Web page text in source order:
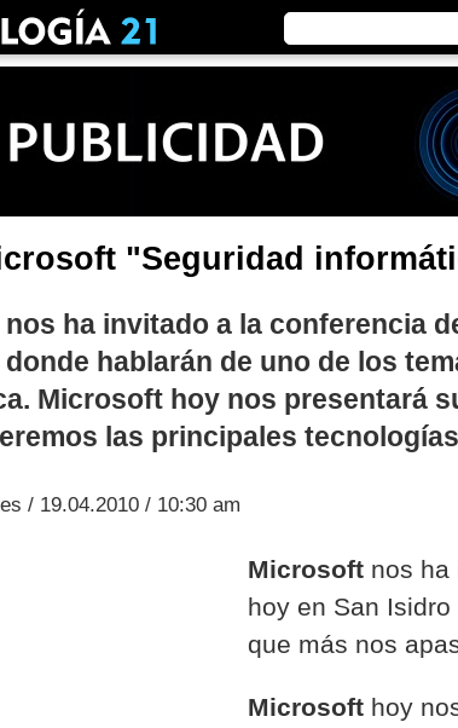
"Seguridad
ha invitado a la conferencia
donde hablarán de uno de los
Microsoft hoy nos presentará
las principales
/ 19.04.2010 / 10:30 am
Microsoft nos ha
hoy en San
que más nos
Microsoft hoy